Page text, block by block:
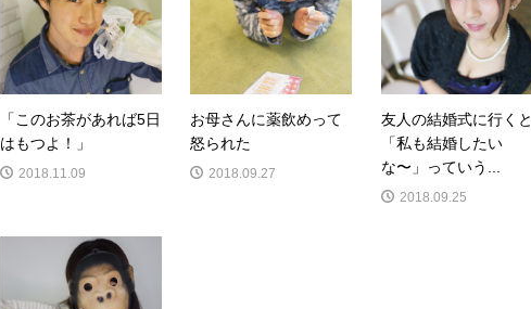
「このお茶があれば5日
はもつよ！」
2018.11.09
お母さんに薬飲めって
怒られた
2018.09.27
友人の結婚式に行くと
「私も結婚したい
な〜」っていう...
2018.09.25